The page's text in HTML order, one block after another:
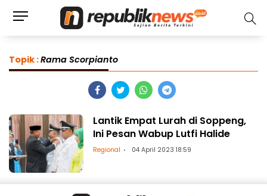
Topik :Rama Scorpianto
Lantik Empat Lurah di Soppeng,
Ini Pesan Wabup Lutfi Halide
Regional 04 April 2023 18:59